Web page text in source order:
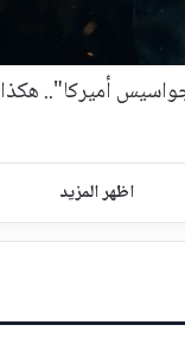
أميركا"..
اظهر المزيد